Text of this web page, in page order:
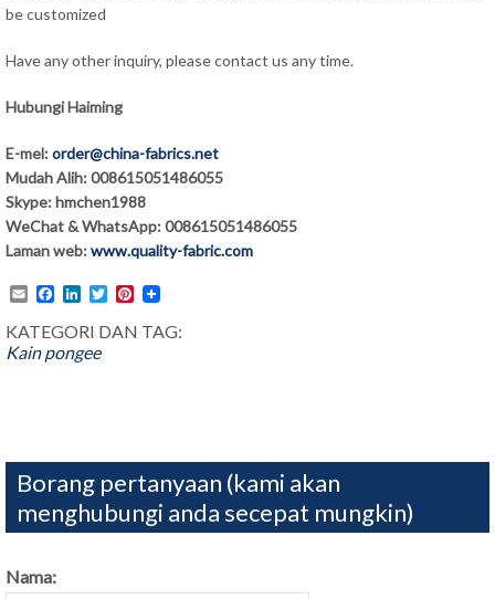
be customized
Have any other inquiry, please contact us any time.
Hubungi Haiming
E-mel:order@china-fabrics.net
Mudah Alih: 008615051486055
Skype: hmchen1988
WeChat & WhatsApp: 008615051486055
Laman web:www.quality-fabric.com
EmailFacebook
LinkedIn
TwitterPinterest
KATEGORI DAN TAG:
Kain pongee
Borang pertanyaan (kami akan
menghubungi anda secepat mungkin)
Nama: